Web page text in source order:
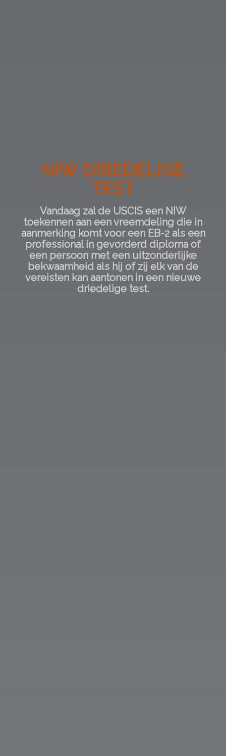
NIW DRIEDELIGE
TEST
Vandaag zal de USCIS een NIW
toekennen aan een vreemdeling die in
aanmerking komt voor een EB-2 als een
professional in gevorderd diploma of
een persoon met een uitzonderlijke
bekwaamheid als hij of zij elk van de
vereisten kan aantonen in een nieuwe
driedelige test.